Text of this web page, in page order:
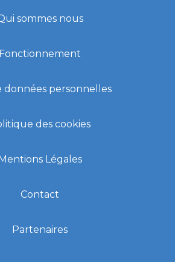
sommes nous
Fonctionnement
données personnelles
des cookies
Légales
Contact
Partenaires